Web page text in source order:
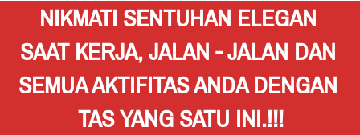
NIKMATI SENTUHAN ELEGAN
SAAT KERJA, JALAN - JALAN DAN
SEMUA AKTIFITAS ANDA DENGAN
TAS YANG SATU INI.!!!